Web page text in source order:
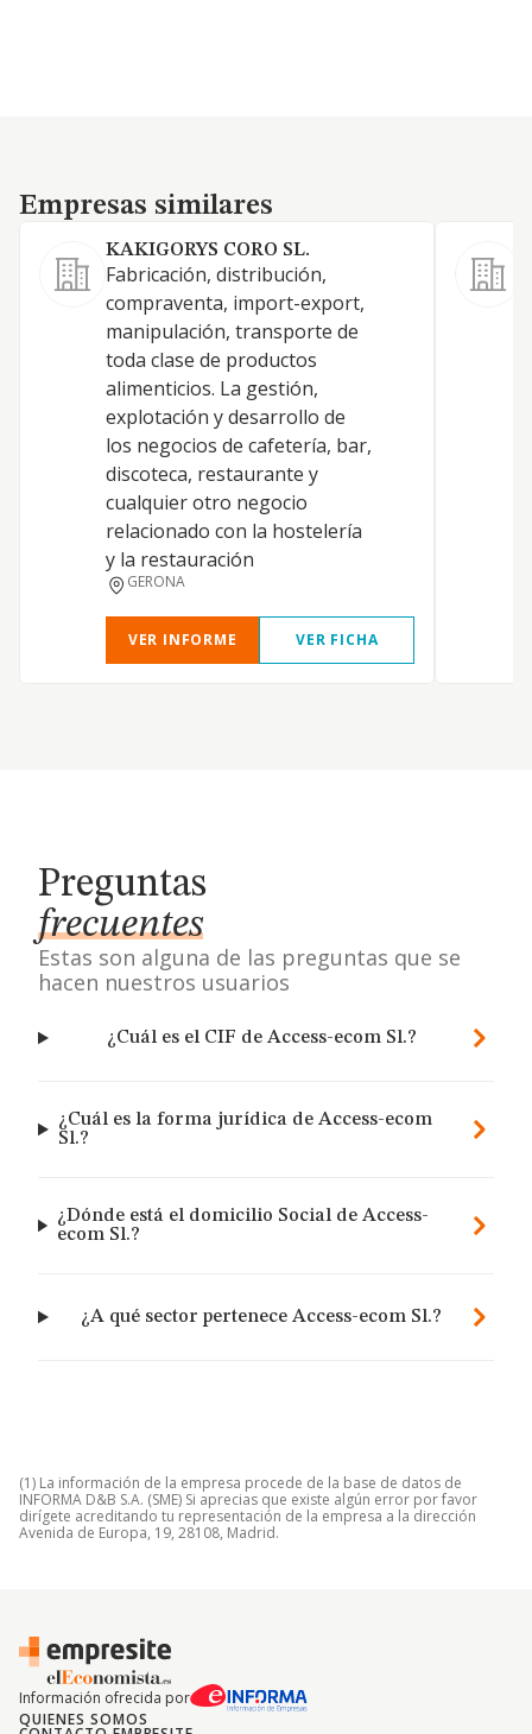
Empresas similares
Empresas similares
KAKIGORYS CORO SL.
Fabricación, distribución,
compraventa, import-export,
manipulación, transporte de
toda clase de productos
alimenticios. La gestión,
explotación y desarrollo de
los negocios de cafetería, bar,
discoteca, restaurante y
cualquier otro negocio
relacionado con la hostelería
y la restauración
GERONA
VER INFORME VER FICHA
Preguntas
frecuentes
Estas son alguna de las preguntas que se
hacen nuestros usuarios
¿Cuál es el CIF de Access-ecom Sl.?
¿Cuál es la forma jurídica de Access-ecom
Sl.?
¿Dónde está el domicilio Social de Access-
ecom Sl.?
¿A qué sector pertenece Access-ecom Sl.?
(1) La información de la empresa procede de la base de datos de
INFORMA D&B S.A. (SME) Si aprecias que existe algún error por favor
dirígete acreditando tu representación de la empresa a la dirección
Avenida de Europa, 19, 28108, Madrid.
Información ofrecida por
QUIENES SOMOS